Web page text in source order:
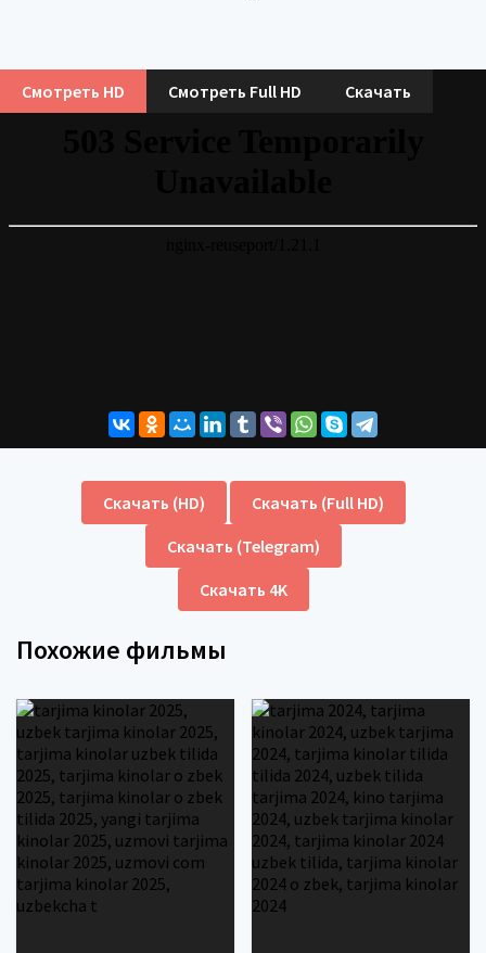
Смотреть HD Смотреть Full HD Скачать
Скачать (HD)
Скачать (Full HD)
Скачать (Telegram)
Скачать 4K
Похожие фильмы